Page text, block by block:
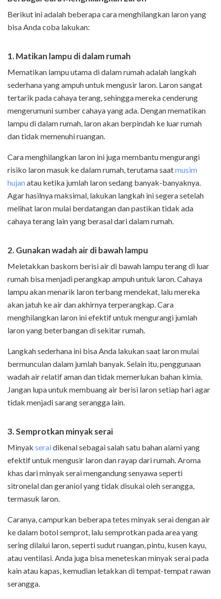
Berikut ini adalah beberapa cara menghilangkan laron yang
bisa Anda coba lakukan:
1. Matikan lampu di dalam rumah
Mematikan lampu utama di dalam rumah adalah langkah
sederhana yang ampuh untuk mengusir laron. Laron sangat
tertarik pada cahaya terang, sehingga mereka cenderung
mengerumuni sumber cahaya yang ada. Dengan mematikan
lampu di dalam rumah, laron akan berpindah ke luar rumah
dan tidak memenuhi ruangan.
Cara menghilangkan laron ini juga membantu mengurangi
risiko laron masuk ke dalam rumah, terutama saatmusim
hujanatau ketika jumlah laron sedang banyak-banyaknya.
Agar hasilnya maksimal, lakukan langkah ini segera setelah
melihat laron mulai berdatangan dan pastikan tidak ada
cahaya terang lain yang berasal dari dalam rumah.
2. Gunakan wadah air di bawah lampu
Meletakkan baskom berisi air di bawah lampu terang di luar
rumah bisa menjadi perangkap ampuh untuk laron. Cahaya
lampu akan menarik laron terbang mendekat, lalu mereka
akan jatuh ke air dan akhirnya terperangkap. Cara
menghilangkan laron ini efektif untuk mengurangi jumlah
laron yang beterbangan di sekitar rumah.
Langkah sederhana ini bisa Anda lakukan saat laron mulai
bermunculan dalam jumlah banyak. Selain itu, penggunaan
wadah air relatif aman dan tidak memerlukan bahan kimia.
Jangan lupa untuk membuang air berisi laron setiap hari agar
tidak menjadi sarang serangga lain.
3. Semprotkan minyak serai
Minyak seraidikenal sebagai salah satu bahan alami yang
efektif untuk mengusir laron dan rayap dari rumah. Aroma
khas dari minyak serai mengandung senyawa seperti
sitronelal dan geraniol yang tidak disukai oleh serangga,
termasuk laron.
Caranya, campurkan beberapa tetes minyak serai dengan air
ke dalam botol semprot, lalu semprotkan pada area yang
sering dilalui laron, seperti sudut ruangan, pintu, kusen kayu,
atau ventilasi. Anda juga bisa meneteskan minyak serai pada
kain atau kapas, kemudian letakkan di tempat-tempat rawan
serangga.